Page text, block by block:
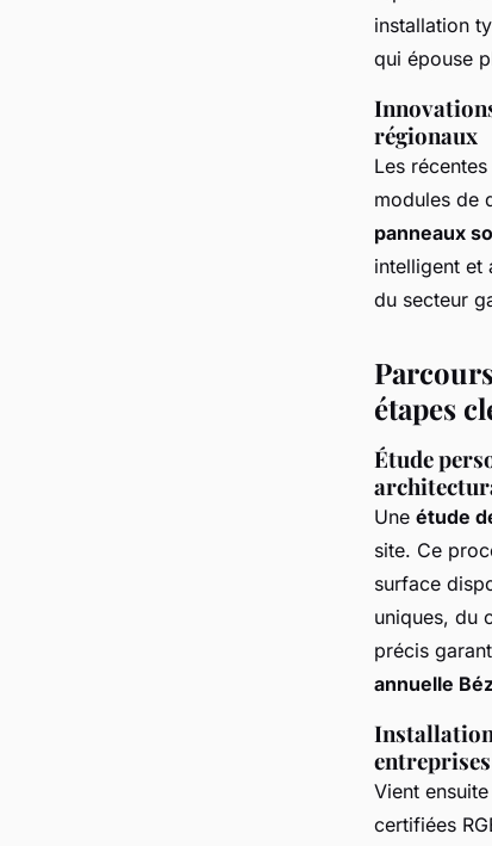
installation
qui épouse
régionaux
Les
modules de
panneaux
intelligent et
du secteur
étapes
Étude
Une étude
site. Ce
surface
uniques, du
précis
annuelle
Vient
certifiées